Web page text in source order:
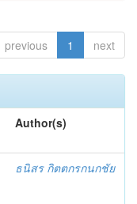
previous 1 next
Author(s)
ธนิสร กิตตกรกนกชัย